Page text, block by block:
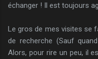
échanger ! Il est toujours
Le gros de mes visites se
de recherche (Sauf
Alors, pour rire un peu, il